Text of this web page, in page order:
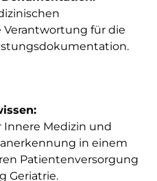
für die
Innere Medizin und
in einem
Patientenversorgung
Geriatrie.